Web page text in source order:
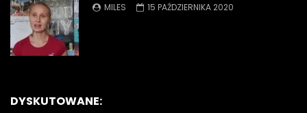
MILES 15 PAŹDZIERNIKA 2020
DYSKUTOWANE: